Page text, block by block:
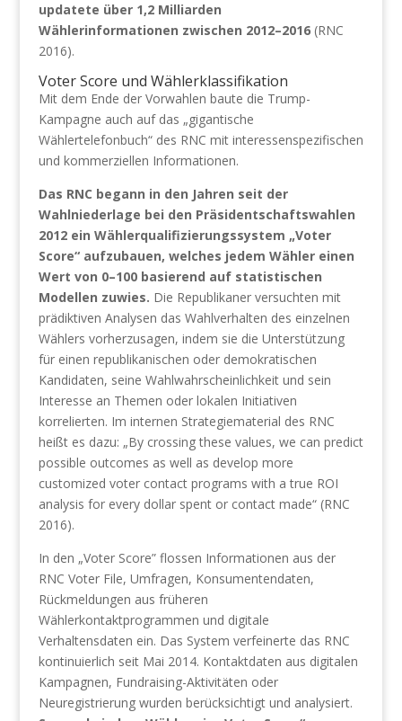
updatete über 1,2 Milliarden
Wählerinformationen zwischen 2012–2016(RNC
2016).
Voter Score und Wählerklassifikation
Mit dem Ende der Vorwahlen baute die Trump-
Kampagne auch auf das „gigantische
Wählertelefonbuch“ des RNC mit interessenspezifischen
und kommerziellen Informationen.
Das RNC begann in den Jahren seit der
Wahlniederlage bei den Präsidentschaftswahlen
2012 ein Wählerqualifizierungssystem „Voter
Score“ aufzubauen, welches jedem Wähler einen
Wert von 0–100 basierend auf statistischen
Modellen zuwies. Die Republikaner versuchten mit
prädiktiven Analysen das Wahlverhalten des einzelnen
Wählers vorherzusagen, indem sie die Unterstützung
für einen republikanischen oder demokratischen
Kandidaten, seine Wahlwahrscheinlichkeit und sein
Interesse an Themen oder lokalen Initiativen
korrelierten. Im internen Strategiematerial des RNC
heißt es dazu: „By crossing these values, we can predict
possible outcomes as well as develop more
customized voter contact programs with a true ROI
analysis for every dollar spent or contact made“ (RNC
2016).
In den „Voter Score” flossen Informationen aus der
RNC Voter File, Umfragen, Konsumentendaten,
Rückmeldungen aus früheren
Wählerkontaktprogrammen und digitale
Verhaltensdaten ein. Das System verfeinerte das RNC
kontinuierlich seit Mai 2014. Kontaktdaten aus digitalen
Kampagnen, Fundraising-Aktivitäten oder
Neuregistrierung wurden berücksichtigt und analysiert.